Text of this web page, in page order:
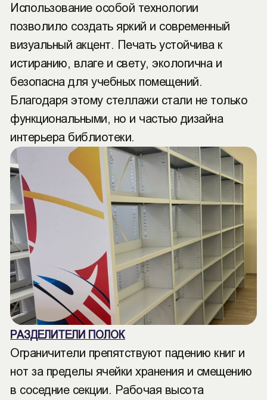
Использование особой технологии
позволило создать яркий и современный
визуальный акцент. Печать устойчива к
истиранию, влаге и свету, экологична и
безопасна для учебных помещений.
Благодаря этому стеллажи стали не только
функциональными, но и частью дизайна
интерьера библиотеки.
РАЗДЕЛИТЕЛИ ПОЛОК
Ограничители препятствуют падению книг и
нот за пределы ячейки хранения и смещению
в соседние секции. Рабочая высота